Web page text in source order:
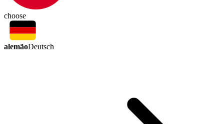
choose
alemãoDeutsch